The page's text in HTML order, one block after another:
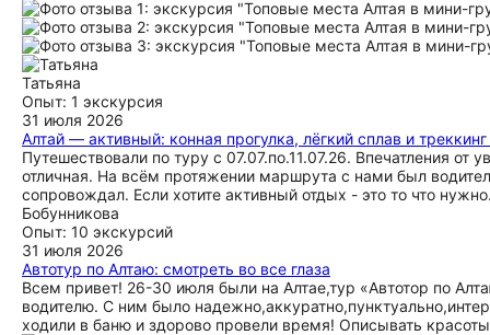
Татьяна
Опыт: 1 экскурсия
31 июля 2026
Алтай — активный: конная прогулка, лёгкий сплав и
Путешествовали по туру с 07.07.по.11.07.26. Впечатления
отличная. На всём протяжении маршрута с нами был
сопровождал. Если хотите активный отдых - это то что
Бобунникова
Опыт: 10 экскурсий
31 июля 2026
Автотур по Алтаю: смотреть во все глаза
Всем привет! 26-30 июля были на Алтае,тур «Автотор по
водителю. С ним было
ходили в баню и здорово провели время! Описывать